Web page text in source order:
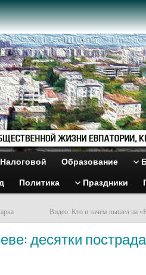
Образование
Политика Праздники
Видео: Кто и зачем вышел на
десятки